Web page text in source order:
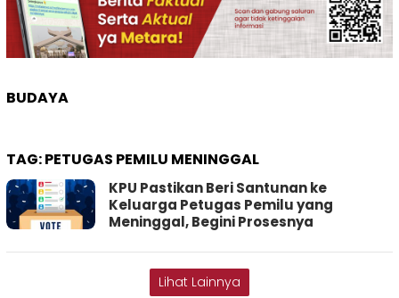
BUDAYA
TAG:PETUGAS PEMILU MENINGGAL
KPU Pastikan Beri Santunan ke
Keluarga Petugas Pemilu yang
Meninggal, Begini Prosesnya
Lihat Lainnya